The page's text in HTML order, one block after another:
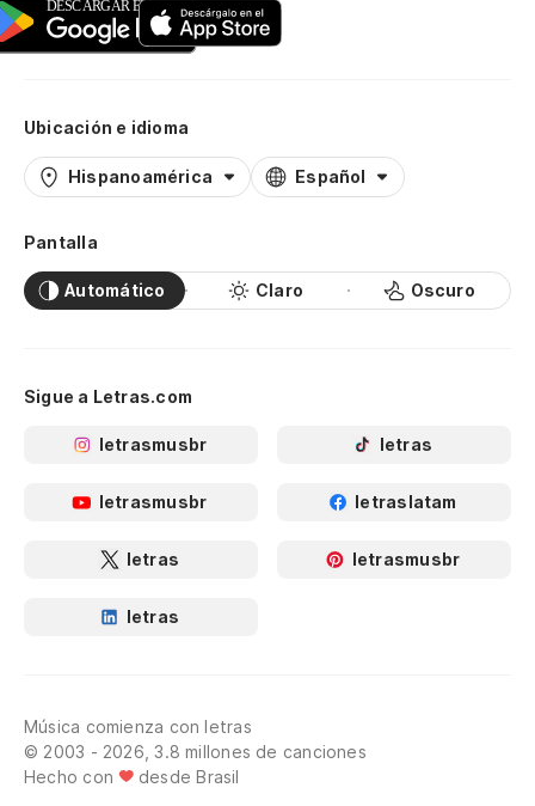
Ubicación e idioma
Hispanoamérica Español
Pantalla
Automático Claro Oscuro
Sigue a Letras.com
letrasmusbr letras
letrasmusbr letraslatam
letras letrasmusbr
letras
Música comienza con letras
© 2003 - 2026, 3.8 millones de canciones
Hecho con
desde Brasil